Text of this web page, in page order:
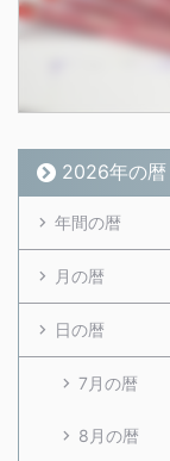
2026年の暦
年間の暦
月の暦
日の暦
7月の暦
8月の暦